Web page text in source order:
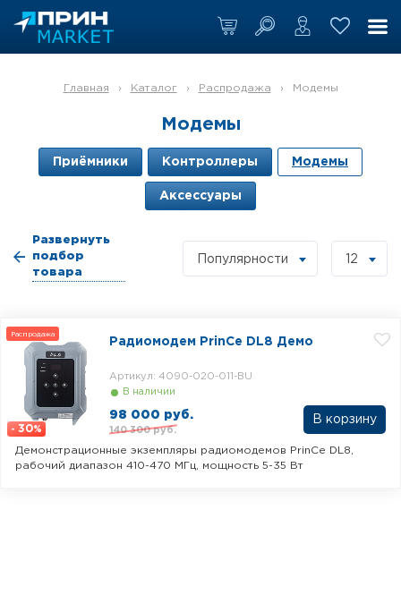
Главная › Каталог › Распродажа › Модемы
Модемы
Приёмники Контроллеры Модемы
Аксессуары
Развернуть
подбор
товара
Популярности 12
Распродажа
- 30%
Радиомодем PrinCe DL8 Демо
В наличии
Артикул: 4090-020-011-BU
98 000 руб.
140 300 руб.
Демонстрационные экземпляры радиомодемов PrinCe DL8,
рабочий диапазон 410-470 МГц, мощность 5-35 Вт